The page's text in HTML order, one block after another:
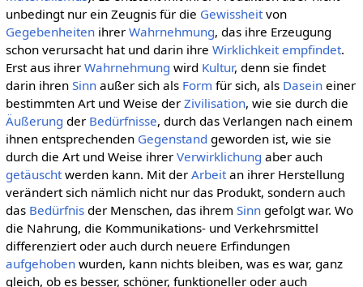
unbedingt nur ein Zeugnis für die Gewissheitvon
Gegebenheitenihrer Wahrnehmung, das ihre Erzeugung
schon verursacht hat und darin ihre Wirklichkeit empfindet.
Erst aus ihrer Wahrnehmung wird Kultur, denn sie findet
darin ihren Sinnaußer sich als Form für sich, als Daseineiner
bestimmten Art und Weise der Zivilisation, wie sie durch die
Äußerung der Bedürfnisse, durch das Verlangen nach einem
ihnen entsprechenden Gegenstand geworden ist, wie sie
durch die Art und Weise ihrer Verwirklichung aber auch
getäuschtwerden kann. Mit der Arbeitan ihrer Herstellung
verändert sich nämlich nicht nur das Produkt, sondern auch
das Bedürfnisder Menschen, das ihrem Sinngefolgt war. Wo
die Nahrung, die Kommunikations- und Verkehrsmittel
differenziert oder auch durch neuere Erfindungen
aufgehobenwurden, kann nichts bleiben, was es war, ganz
gleich, ob es besser, schöner, funktioneller oder auch